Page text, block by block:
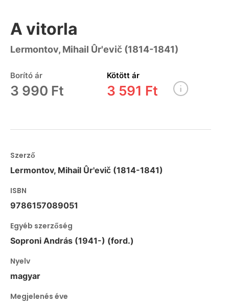
A vitorla
Lermontov, Mihail Ûr'evič (1814-1841)
Borító ár
3 990 Ft
Kötött ár
3 591 Ft
Szerző
Lermontov, Mihail Ûr'evič (1814-1841)
ISBN
9786157089051
Egyéb szerzőség
Soproni András (1941-) (ford.)
Nyelv
magyar
Megjelenés éve